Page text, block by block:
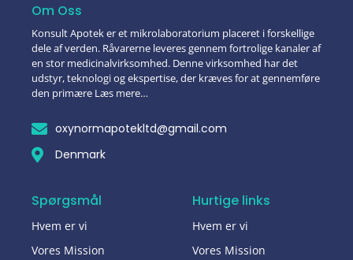
Om Oss
Konsult Apotek er et mikrolaboratorium placeret i forskellige
dele af verden. Råvarerne leveres gennem fortrolige kanaler af
en stor medicinalvirksomhed. Denne virksomhed har det
udstyr, teknologi og ekspertise, der kræves for at gennemføre
den primære Læs mere…
oxynormapotekltd@gmail.com
Denmark
Spørgsmål
Hvem er vi
Vores Mission
Hurtige links
Hvem er vi
Vores Mission